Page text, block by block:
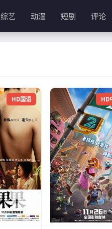
综艺 动漫 短剧 评论
HD国语 HD